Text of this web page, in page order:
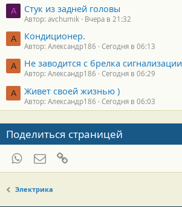
A Стук из задней головы
Автор: avchumik Вчера в 21:32
А Кондиционер.
Автор: Александр186 Сегодня в 06:13
А Не заводится с брелка сигнализации
Автор: Александр186 Сегодня в 06:29
А Живет своей жизнью )
Автор: Александр186 Сегодня в 06:03
Поделиться страницей
WhatsAppЭлектронная почта
Электрика